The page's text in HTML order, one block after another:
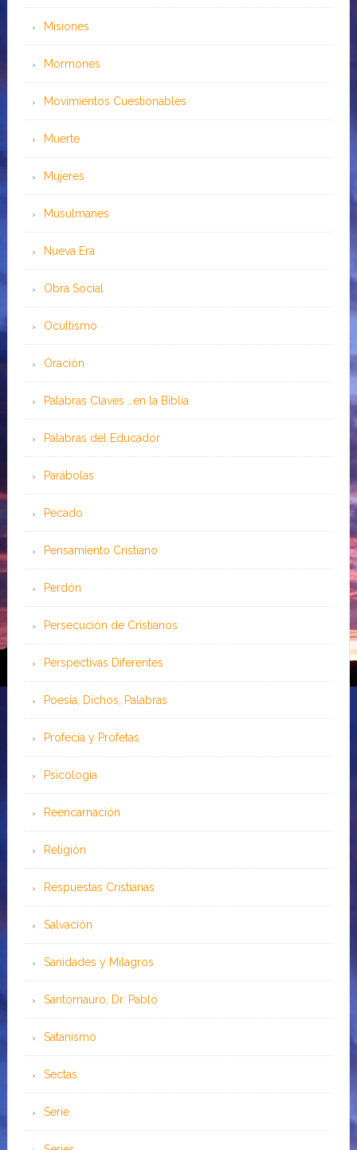
Misiones
Mormones
Movimientos Cuestionables
Muerte
Mujeres
Musulmanes
Nueva Era
Obra Social
Ocultismo
Oración
Palabras Claves …en la Biblia
Palabras del Educador
Parábolas
Pecado
Pensamiento Cristiano
Perdón
Persecución de Cristianos
Perspectivas Diferentes
Poesía, Dichos, Palabras
Profecía y Profetas
Psicología
Reencarnación
Religión
Respuestas Cristianas
Salvación
Sanidades y Milagros
Santomauro, Dr. Pablo
Satanismo
Sectas
Serie